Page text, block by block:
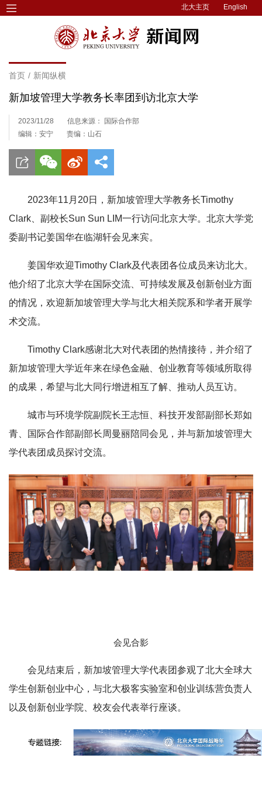
北大主页 English
首页 / 新闻纵横
新加坡管理大学教务长率团到访北京大学
2023/11/28
信息来源： 国际合作部
编辑：安宁
责编：山石
2023年11月20日，新加坡管理大学教务长Timothy
Clark、副校长Sun Sun LIM一行访问北京大学。北京大学党
委副书记姜国华在临湖轩会见来宾。
姜国华欢迎Timothy Clark及代表团各位成员来访北大。
他介绍了北京大学在国际交流、可持续发展及创新创业方面
的情况，欢迎新加坡管理大学与北大相关院系和学者开展学
术交流。
Timothy Clark感谢北大对代表团的热情接待，并介绍了
新加坡管理大学近年来在绿色金融、创业教育等领域所取得
的成果，希望与北大同行增进相互了解、推动人员互访。
城市与环境学院副院长王志恒、科技开发部副部长郑如
青、国际合作部副部长周曼丽陪同会见，并与新加坡管理大
学代表团成员探讨交流。
会见合影
会见结束后， 新加坡管理大学代表团参观了北大全球大
学生创新创业中心，与北大极客实验室和创业训练营负责人
以及创新创业学院、校友会代表举行座谈。